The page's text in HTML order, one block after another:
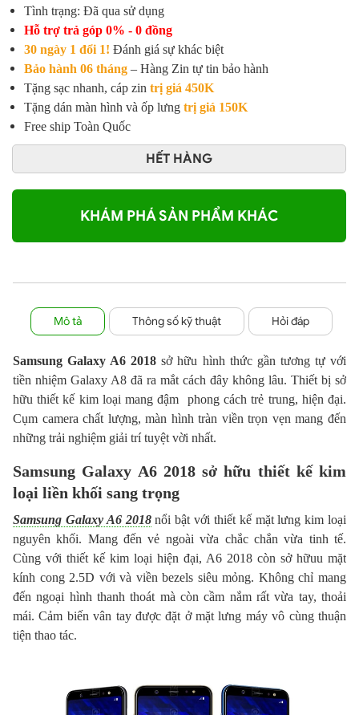
Tình trạng: Đã qua sử dụng
Hỗ trợ trả góp 0% - 0 đồng
30 ngày 1 đổi 1! Đánh giá sự khác biệt
Bảo hành 06 tháng – Hàng Zin tự tin bảo hành
Tặng sạc nhanh, cáp zin trị giá 450K
Tặng dán màn hình và ốp lưng trị giá 150K
Free ship Toàn Quốc
HẾT HÀNG
KHÁM PHÁ SẢN PHẨM KHÁC
Mô tả Thông số kỹ thuật Hỏi đáp
Samsung Galaxy A6 2018 sở hữu hình thức gần tương tự với
tiền nhiệm Galaxy A8 đã ra mắt cách đây không lâu. Thiết bị sở
hữu thiết kế kim loại mang đậm phong cách trẻ trung, hiện đại.
Cụm camera chất lượng, màn hình tràn viền trọn vẹn mang đến
những trải nghiệm giải trí tuyệt vời nhất.
Samsung Galaxy A6 2018 sở hữu thiết kế kim
loại liền khối sang trọng
Samsung Galaxy A6 2018nổi bật với thiết kế mặt lưng kim loại
nguyên khối. Mang đến vẻ ngoài vừa chắc chắn vừa tinh tế.
Cùng với thiết kế kim loại hiện đại, A6 2018 còn sở hữuu mặt
kính cong 2.5D với và viền bezels siêu mỏng. Không chỉ mang
đến ngoại hình thanh thoát mà còn cầm nắm rất vừa tay, thoải
mái. Cảm biến vân tay được đặt ở mặt lưng máy vô cùng thuận
tiện thao tác.